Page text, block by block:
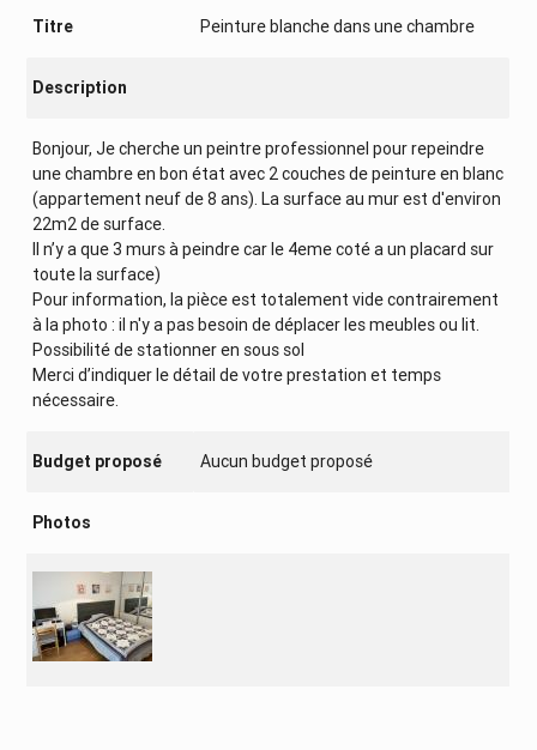
Titre Peinture blanche dans une chambre
Description
Bonjour, Je cherche un peintre professionnel pour repeindre
une chambre en bon état avec 2 couches de peinture en blanc
(appartement neuf de 8 ans). La surface au mur est d'environ
22m2 de surface.
Il n’y a que 3 murs à peindre car le 4eme coté a un placard sur
toute la surface)
Pour information, la pièce est totalement vide contrairement
à la photo : il n'y a pas besoin de déplacer les meubles ou lit.
Possibilité de stationner en sous sol
Merci d’indiquer le détail de votre prestation et temps
nécessaire.
Budget proposé Aucun budget proposé
Photos